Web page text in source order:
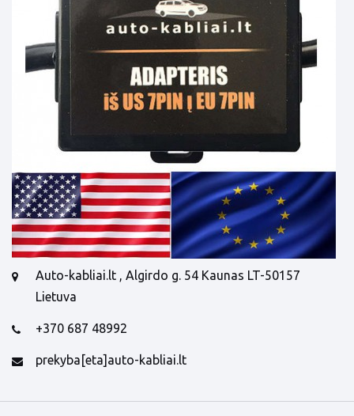
Auto-kabliai.lt , Algirdo g. 54 Kaunas LT-50157
Lietuva
+370 687 48992
prekyba[eta]auto-kabliai.lt